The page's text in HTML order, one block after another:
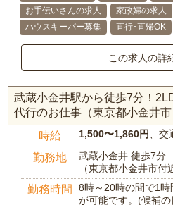
お手伝いさんの求人
家政婦の求人
ハウスキーパー募集
直行･直帰OK
この求人の詳
武蔵小金井駅から徒歩7分！
代行のお仕事（東京都小金井市
時給 1,500〜1,860円 、
勤務地
武蔵小金井 徒歩7分
（東京都小金井市付
勤務時間
8時～20時の間で1時
が可能です。(候補